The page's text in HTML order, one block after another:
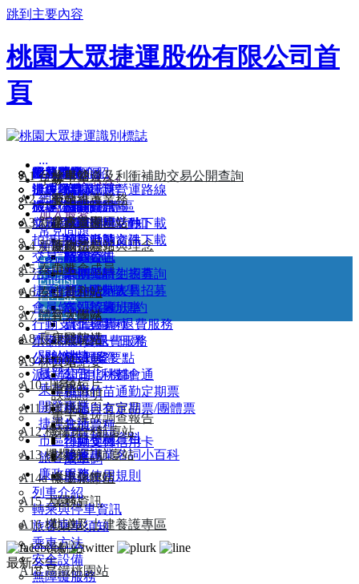
跳到主要內容
桃園大眾捷運股份有限公司首
頁
:::
字級：A-AA+
網站導覽
加入最愛
常見問題
失物招領
中文
English
日本語
한국어
關於桃捷
公司簡介
公司沿革
企業識別
使命、願景與理念
董事會成員
首長介紹
經營團隊
組織架構
大事紀要
形象短片
出版品與文宣品
統計資料
財務資訊
本土化專區
業務資訊
軌道及土建養護專區
最新公告
最新消息
活動訊息
機關團體
桃園市府活動
桃捷活動
招募公告
暑期工讀生招募
部分工時人員招募
志工招募
員工招募
小額採購資訊
公開徵求提案
派駐勞工申訴機制
誤點證明
重大事故調查報告
桃捷相關資料
捷運專業名詞小百科
乘車指南
路網圖
機場捷運營運路線
路網願景圖
路線說明
列車動態資訊
時刻表
票價與時刻表查詢
各站時刻表
各站首末班車
票價與票種
單程票/一日票
電子票證
基北北桃都會通
桃竹竹苗通勤定期票
桃捷自有定期票/團體票
其他票種
行動支付信用卡
乘車碼
車票使用規則
列車介紹
轉乘與停車資訊
旅客乘車須知
乘車方法
安全設備
無障礙服務
開發事業
附屬事業介紹
捷運商品
招商資訊
招商投標文件下載
招商申請文件下載
廠商資訊
捷運生活
公共藝術
沿線景點
機捷小旅行
市區預辦登機
服務簡介
辦理項目及流程
機場公司服務專區
航班資訊
旅客服務
常見問題
遺失物查詢
旅客信箱
文宣品上刊申請須知
拍攝申請
交易記錄查詢
活動場地申請
捷乘歡迎-校外教學
會員條款及活動規約
行動支付信用卡退費服務
票卡問題暨退費服務
公益廣告刊登要點
廉政服務
檢舉管道及利衝補助交易公開查詢
安全維護業務
廉政宣導
廉政法規
最新公告
A1 台北車站
A2 三重站
A3 新北產業園區站
A4 新莊副都心站
A5 泰山站
A6 泰山貴和站
A7 體育大學站
A8 長庚醫院站
A9 林口站
A10 山鼻站
A11 坑口站
A12 機場第一航廈站
A13 機場第二航廈站
A14a 機場旅館站
A15 大園站
A16 橫山站
A17 領航站
A18 高鐵桃園站